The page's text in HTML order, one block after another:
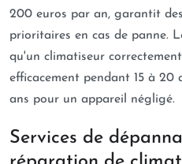
200 euros par an, garantit
prioritaires en cas de panne.
qu'un climatiseur
efficacement pendant 15 à 20
ans pour un appareil négligé.
Services de